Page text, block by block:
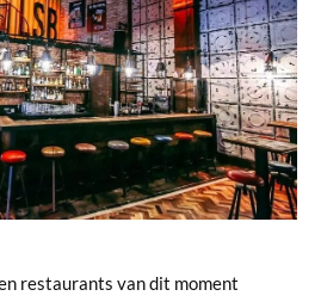
restaurants van dit moment